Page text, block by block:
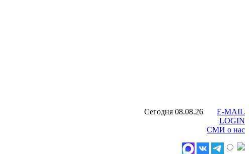
Сегодня 08.08.26
E-MAIL
LOGIN
СМИ о нас